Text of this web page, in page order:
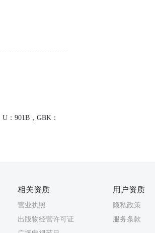
：901B，GBK：
相关资质
营业执照
出版物经营许可证
用户资质
隐私政策
服务条款